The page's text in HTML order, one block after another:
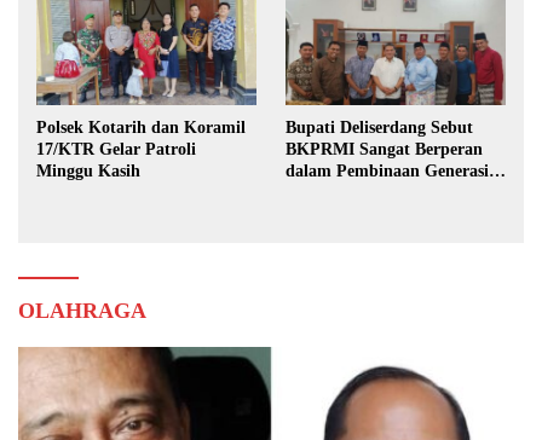
Polsek Kotarih dan Koramil
17/KTR Gelar Patroli
Minggu Kasih
Bupati Deliserdang Sebut
BKPRMI Sangat Berperan
dalam Pembinaan Generasi
OLAHRAGA